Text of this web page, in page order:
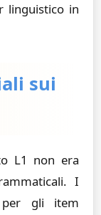
linguistico in
sui
L1 non era
I
per gli item